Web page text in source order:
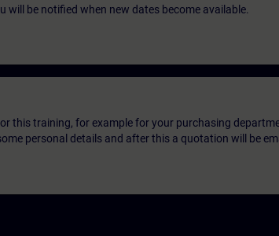
will be notified when new dates become available.
this training, for example for your purchasing
personal details and after this a quotation will be